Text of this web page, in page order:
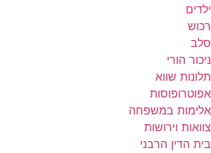
ילדים
רכוש
סלב
ניכור הורי
תלונות שווא
אפוטרופוסות
אלימות במשפחה
צוואות וירושות
בית הדין הרבני